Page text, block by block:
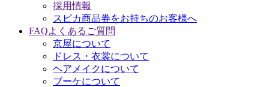
採用情報
スピカ商品券をお持ちのお客様へ
FAQよくあるご質問
京屋について
ドレス・衣裳について
ヘアメイクについて
ブーケについて